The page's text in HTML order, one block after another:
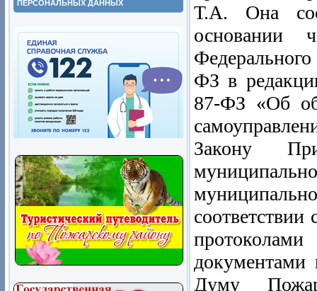
ПЕРСОНАЛЬНЫХ ДАННЫХ
Т.А. Она
основании
ФЗ в
87-ФЗ «Об
Закону
Думу